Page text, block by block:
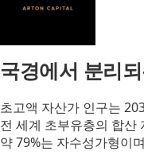
국경에서 분리
초고액 자산가 인구는
전 세계 초부유층의 합산
약 79%는 자수성가형이